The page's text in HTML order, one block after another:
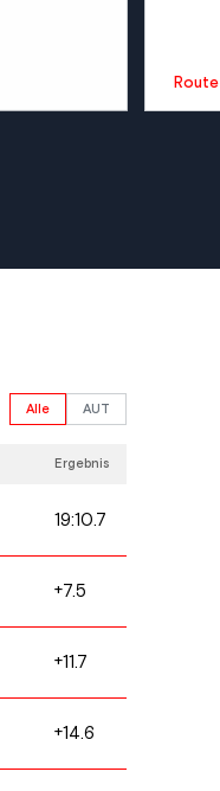
Alle AUT
Ergebnis
19:10.7
+7.5
+11.7
+14.6